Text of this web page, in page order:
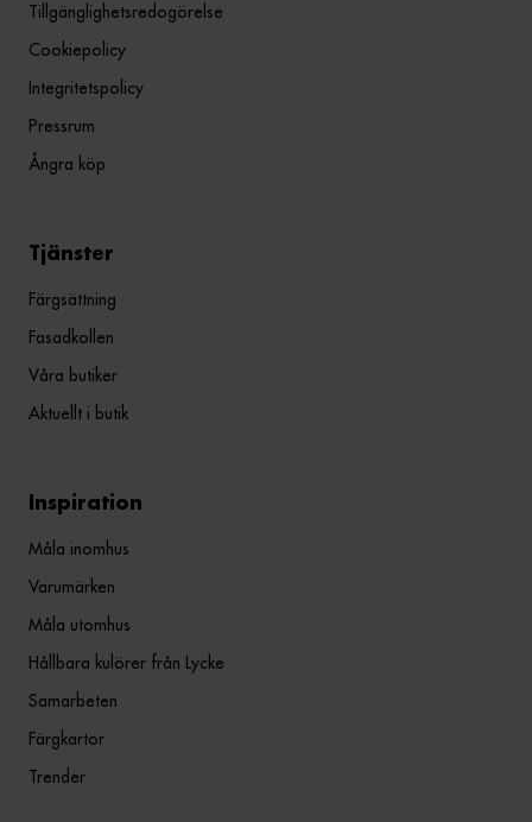
Tillgänglighetsredogörelse
Cookiepolicy
Integritetspolicy
Pressrum
Ångra köp
Tjänster
Färgsättning
Fasadkollen
Våra butiker
Aktuellt i butik
Inspiration
Måla inomhus
Varumärken
Måla utomhus
Hållbara kulörer från Lycke
Samarbeten
Färgkartor
Trender